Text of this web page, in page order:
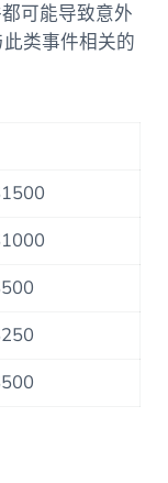
可能导致意外
类事件相关的